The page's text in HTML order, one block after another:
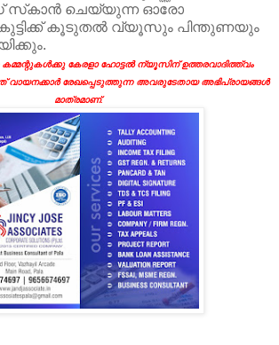
ചെയ്യുന്ന ഓരോ
കുട്ടിക്ക് കൂടുതൽ വ്യൂസും പിന്തുണയും
കേരളാ ഹോട്ടൽ ന്യൂസിന് ഉത്തരവാദിത്ത്വം
വായനക്കാർ രേഖപ്പെടുത്തുന്ന അവരുടേതായ അഭിപ്രായങ്ങൾ
മാത്രമാണ്.